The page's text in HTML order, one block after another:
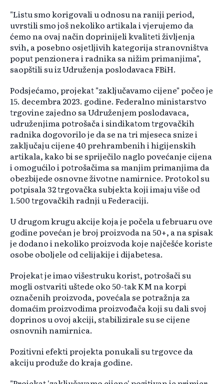
"Listu smo korigovali u odnosu na raniji period,
uvrstili smo još nekoliko artikala i vjerujemo da
ćemo na ovaj način doprinijeli kvaliteti življenja
svih, a posebno osjetljivih kategorija stranovništva
poput penzionera i radnika sa nižim primanjima",
saopštili su iz Udruženja poslodavaca FBiH.
Podsjećamo, projekat "zaključavamo cijene" počeo je
15. decembra 2023. godine. Federalno ministarstvo
trgovine zajedno sa Udruženjem poslodavaca,
udruženjima potrošača i sindikatom trgovačkih
radnika dogovorilo je da se na tri mjeseca snize i
zaključaju cijene 40 prehrambenih i higijenskih
artikala, kako bi se spriječilo naglo povećanje cijena
i omogućilo i potrošačima sa manjim primanjima da
obezbijede osnovne životne namirnice. Protokol su
potpisala 32 trgovačka subjekta koji imaju više od
1.500 trgovačkih radnji u Federaciji.
U drugom krugu akcije koja je počela u februaru ove
godine povećan je broj proizvoda na 50+, a na spisak
je dodano i nekoliko proizvoda koje najčešće koriste
osobe oboljele od celijakije i dijabetesa.
Projekat je imao višestruku korist, potrošači su
mogli ostvariti uštede oko 50-tak KM na korpi
označenih proizvoda, povećala se potražnja za
domaćim proizvodima proizvođača koji su dali svoj
doprinos u ovoj akciji, stabilizirale su se cijene
osnovnih namirnica.
Pozitivni efekti projekta ponukali su trgovce da
akciju produže do kraja godine.